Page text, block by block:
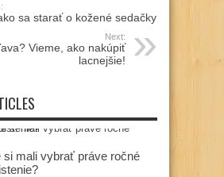
sa starať o kožené sedačky
Next:
Vieme, ako nakúpiť
lacnejšie!
si mali vybrať práve ročné